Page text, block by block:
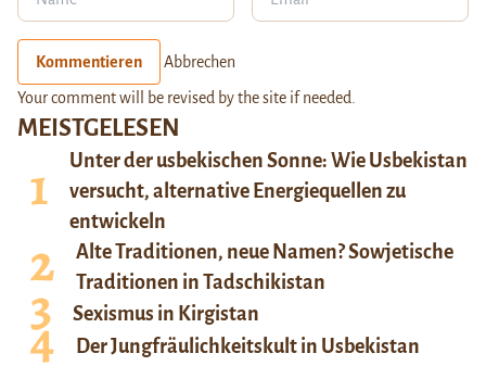
MEISTGELESEN
Unter der usbekischen Sonne: Wie Usbekistan
versucht, alternative Energiequellen zu
entwickeln
Alte Traditionen, neue Namen? Sowjetische
Traditionen in Tadschikistan
Sexismus in Kirgistan
Der Jungfräulichkeitskult in Usbekistan
Kommentieren Abbrechen
Your comment will be revised by the site if needed.